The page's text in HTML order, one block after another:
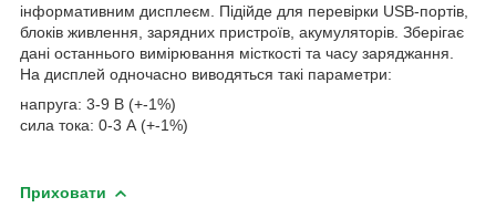
інформативним дисплеєм. Підійде для перевірки USB-портів,
блоків живлення, зарядних пристроїв, акумуляторів. Зберігає
дані останнього вимірювання місткості та часу заряджання.
На дисплей одночасно виводяться такі параметри:
напруга: 3-9 В (+-1%)
сила тока: 0-3 А (+-1%)
Приховати